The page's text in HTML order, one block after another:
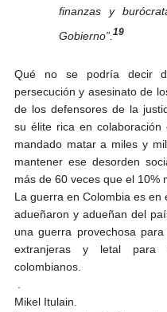
finanzas y
Gobierno”. 19
Qué no se podría decir
persecución y asesinato de
de los defensores de la
su élite rica en colaboración
mandado matar a miles y
mantener ese desorden
más de 60 veces que el 10%
La guerra en Colombia es
adueñaron y adueñan del
una guerra provechosa
extranjeras y letal
colombianos.
Mikel Itulain.